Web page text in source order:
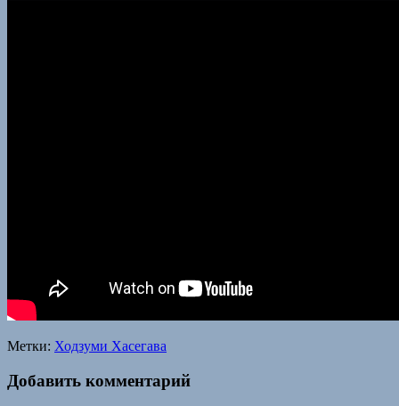
Метки: Ходзуми Хасегава
Добавить комментарий